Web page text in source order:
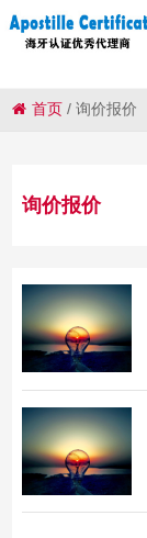
首页 /询价报价
询价报价